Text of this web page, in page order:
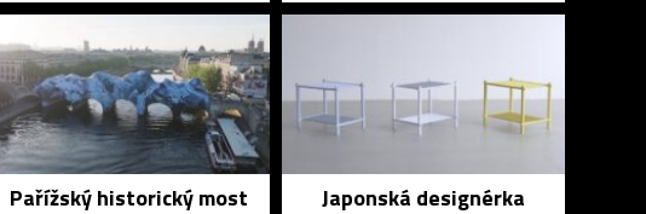
Pařížský historický most
Japonská designérka